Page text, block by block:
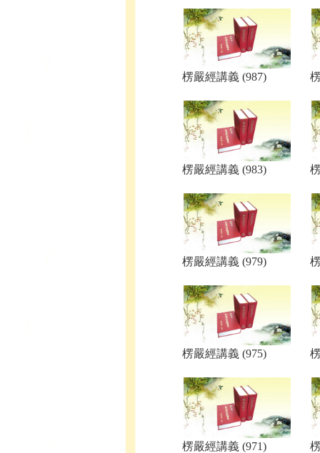
楞嚴經講義 (987)
楞嚴經講義 (983)
楞嚴經講義 (979)
楞嚴經講義 (975)
楞嚴經講義 (971)